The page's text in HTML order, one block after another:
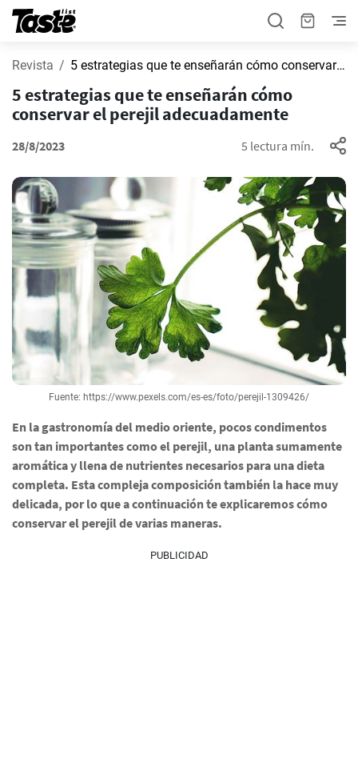
Revista 5 estrategias que te enseñarán cómo conservar el perejil adecuadamente
5 estrategias que te enseñarán cómo
conservar el perejil adecuadamente
28/8/2023 5 lectura mín.
Fuente: https://www.pexels.com/es-es/foto/perejil-1309426/
En la gastronomía del medio oriente, pocos condimentos
son tan importantes como el perejil, una planta sumamente
aromática y llena de nutrientes necesarios para una dieta
completa. Esta compleja composición también la hace muy
delicada, por lo que a continuación te explicaremos cómo
conservar el perejil de varias maneras.
PUBLICIDAD